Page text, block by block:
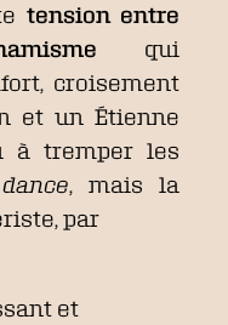
tension entre
qui
croisement
et un Étienne
à tremper les
dance , mais la
par
et